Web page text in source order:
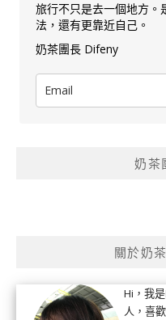
旅行不只是去一個地方。
法，還有更靠近自己。
奶茶團長 Difeny
奶茶
關於奶
Hi，我是
人，喜